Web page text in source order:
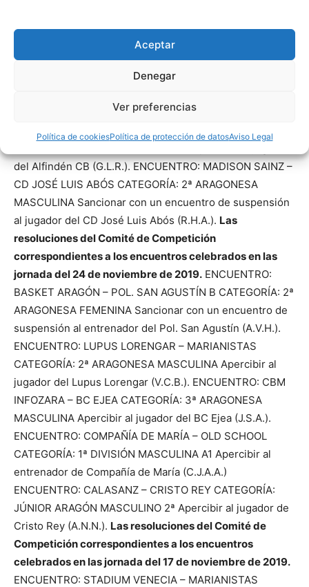
Aceptar
Denegar
Ver preferencias
Política de cookiesPolítica de protección de datosAviso Legal
OCTAVUS – CBZ A CATEGORÍA: 1ª DIVISIÓN MASCULINA
A1 Apercibir al jugador del CBZ (C.B.C.). ENCUENTRO: CN
HELIOS A1 – LYCÉE MOLIÈRE CATEGORÍA: Cº ARAGÓN
Molière (D.N.F.). ENCUENTRO: OLD SCHOOL A –
ALFINDÉN CB CATEGORÍA: 1ª DIVISIÓN MASCULINA A1
del Alfindén CB (G.L.R.). ENCUENTRO: MADISON SAINZ –
CD JOSÉ LUIS ABÓS CATEGORÍA: 2ª ARAGONESA
MASCULINA Sancionar con un encuentro de suspensión
al jugador del CD José Luis Abós (R.H.A.). Las
resoluciones del Comité de Competición
correspondientes a los encuentros celebrados en las
jornada del 24 de noviembre de 2019. ENCUENTRO:
BASKET ARAGÓN – POL. SAN AGUSTÍN B CATEGORÍA: 2ª
ARAGONESA FEMENINA Sancionar con un encuentro de
suspensión al entrenador del Pol. San Agustín (A.V.H.).
ENCUENTRO: LUPUS LORENGAR – MARIANISTAS
CATEGORÍA: 2ª ARAGONESA MASCULINA Apercibir al
jugador del Lupus Lorengar (V.C.B.). ENCUENTRO: CBM
INFOZARA – BC EJEA CATEGORÍA: 3ª ARAGONESA
MASCULINA Apercibir al jugador del BC Ejea (J.S.A.).
ENCUENTRO: COMPAÑÍA DE MARÍA – OLD SCHOOL
CATEGORÍA: 1ª DIVISIÓN MASCULINA A1 Apercibir al
entrenador de Compañía de María (C.J.A.A.)
ENCUENTRO: CALASANZ – CRISTO REY CATEGORÍA:
JÚNIOR ARAGÓN MASCULINO 2ª Apercibir al jugador de
Cristo Rey (A.N.N.). Las resoluciones del Comité de
Competición correspondientes a los encuentros
celebrados en las jornada del 17 de noviembre de 2019.
ENCUENTRO: STADIUM VENECIA – MARIANISTAS